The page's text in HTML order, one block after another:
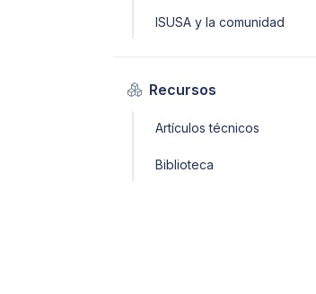
ISUSA y la comunidad
Recursos
Artículos técnicos
Biblioteca